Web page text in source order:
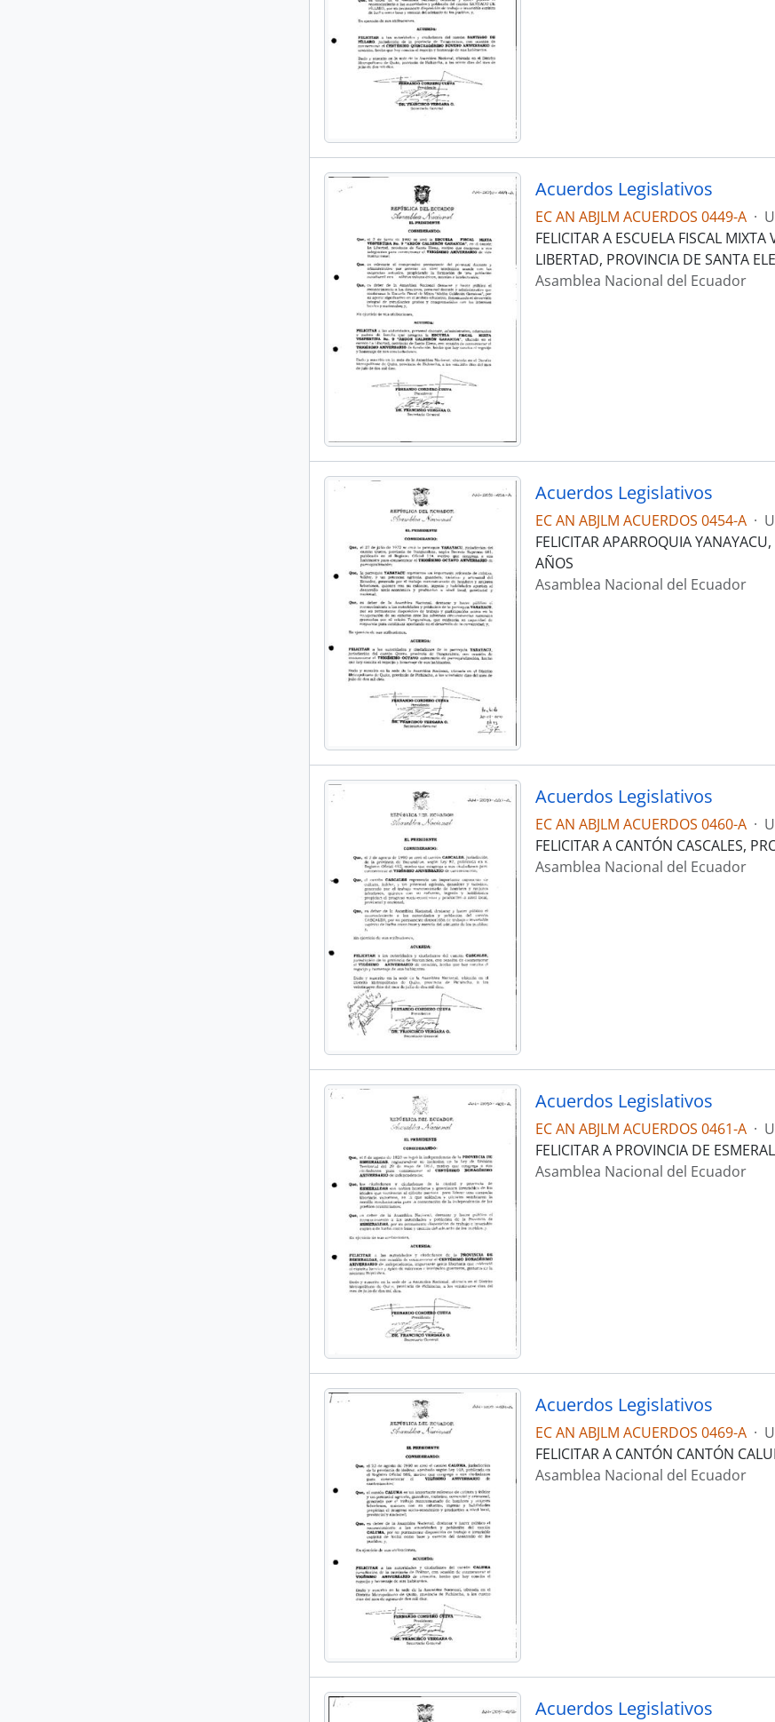
Acuerdos Legislativos
EC AN ABJLM ACUERDOS 0449-A ·
FELICITAR A ESCUELA FISCAL
LIBERTAD, PROVINCIA DE SANTA
Asamblea Nacional del Ecuador
Acuerdos Legislativos
EC AN ABJLM ACUERDOS 0454-A ·
FELICITAR APARROQUIA
AÑOS
Asamblea Nacional del Ecuador
Acuerdos Legislativos
EC AN ABJLM ACUERDOS 0460-A ·
FELICITAR A CANTÓN CASCALES,
Asamblea Nacional del Ecuador
Acuerdos Legislativos
EC AN ABJLM ACUERDOS 0461-A ·
FELICITAR A PROVINCIA DE
Asamblea Nacional del Ecuador
Acuerdos Legislativos
EC AN ABJLM ACUERDOS 0469-A ·
FELICITAR A CANTÓN CANTÓN
Asamblea Nacional del Ecuador
Acuerdos Legislativos